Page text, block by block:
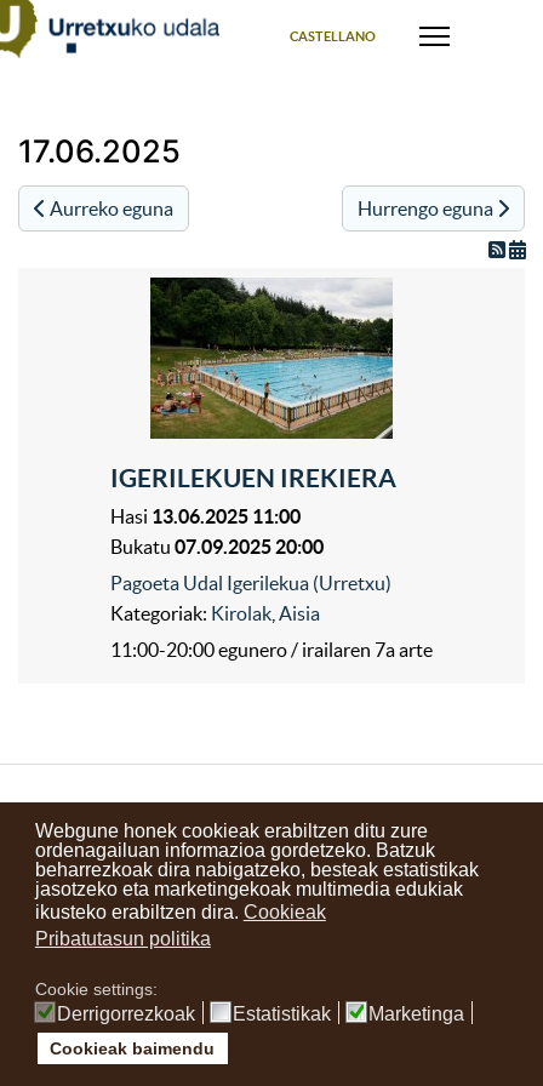
Webgune honek cookieak erabiltzen ditu zure
ordenagailuan informazioa gordetzeko. Batzuk
beharrezkoak dira nabigatzeko, besteak estatistikak
jasotzeko eta marketingekoak multimedia edukiak
ikusteko erabiltzen dira. Cookieak
Pribatutasun politika
Cookie settings:
Derrigorrezkoak Estatistikak Marketinga
Cookieak baimendu
CASTELLANO
17.06.2025
Aurreko eguna Hurrengo eguna
IGERILEKUEN IREKIERA
Hasi 13.06.2025 11:00
Bukatu 07.09.2025 20:00
Pagoeta Udal Igerilekua (Urretxu)
Kategoriak: Kirolak Aisia
11:00-20:00 egunero / irailaren 7a arte
Zure iritzia
instagram
facebook